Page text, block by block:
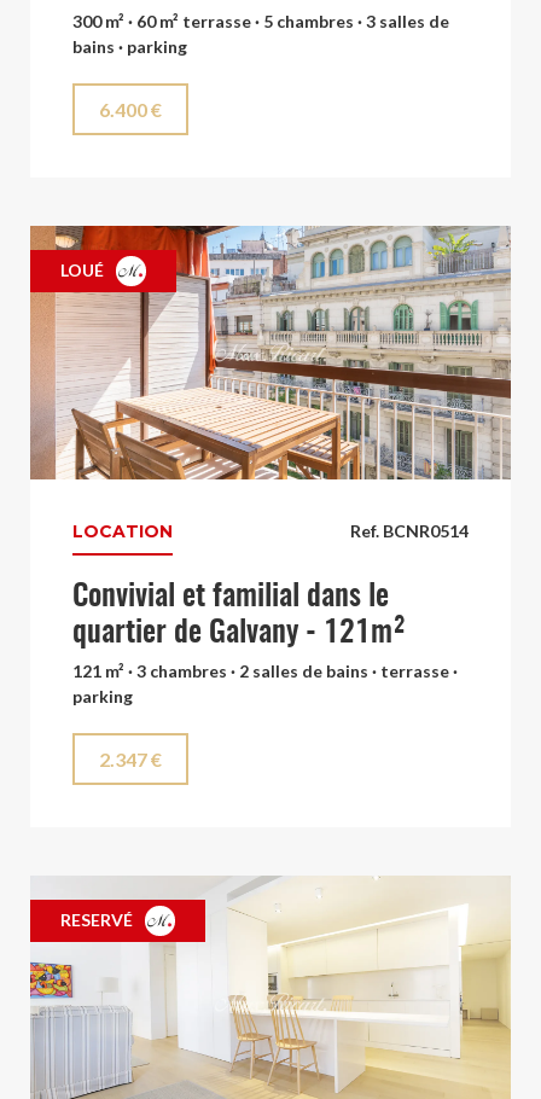
300 m² · 60 m² terrasse · 5 chambres · 3 salles de
bains · parking
6.400 €
LOUÉ
Ref. BCNR0514
LOCATION
Convivial et familial dans le
quartier de Galvany - 121m²
121 m² · 3 chambres · 2 salles de bains · terrasse ·
parking
2.347 €
RESERVÉ